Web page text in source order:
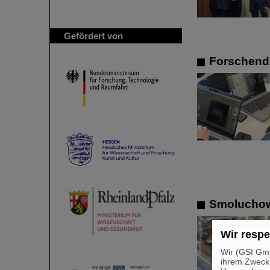
Gefördert von
Wir
Wir (GSI
ihrem